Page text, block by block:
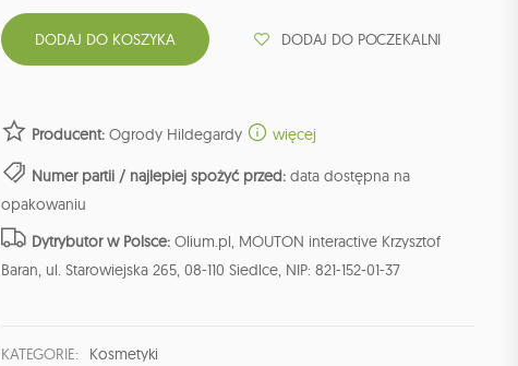
DODAJ DO POCZEKALNI
Producent: Ogrody Hildegardy więcej
Numer partii / najlepiej spożyć przed: data dostępna na
opakowaniu
Dytrybutor w Polsce: Olium.pl, MOUTON interactive Krzysztof
Baran, ul. Starowiejska 265, 08-110 Siedlce, NIP: 821-152-01-37
KATEGORIE: Kosmetyki